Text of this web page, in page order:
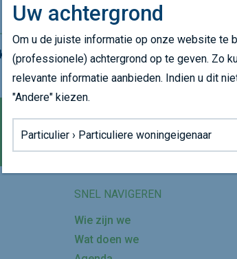
Kies een andere doelgroep of kom later
SNEL NAVIGEREN
Wie zijn we
Wat doen we
Uw achtergrond
Om u de juiste informatie op onze website te
(professionele) achtergrond op te geven. Zo
relevante informatie aanbieden. Indien u dit
"Andere" kiezen.
Achtergrond: